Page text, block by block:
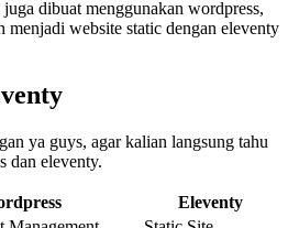
dibuat menggunakan wordpress,
menjadi website static dengan eleventy
ya guys, agar kalian langsung tahu
dan eleventy.
Eleventy